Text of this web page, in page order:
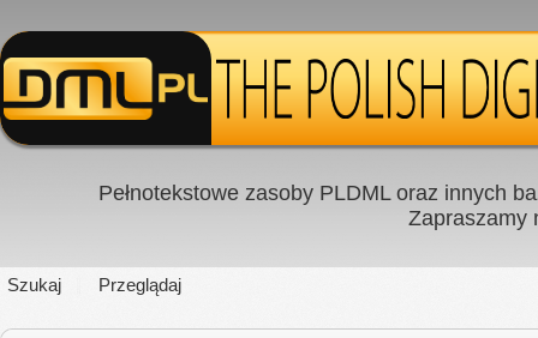
Pełnotekstowe zasoby PLDML oraz innych
Zapraszamy
Szukaj Przeglądaj